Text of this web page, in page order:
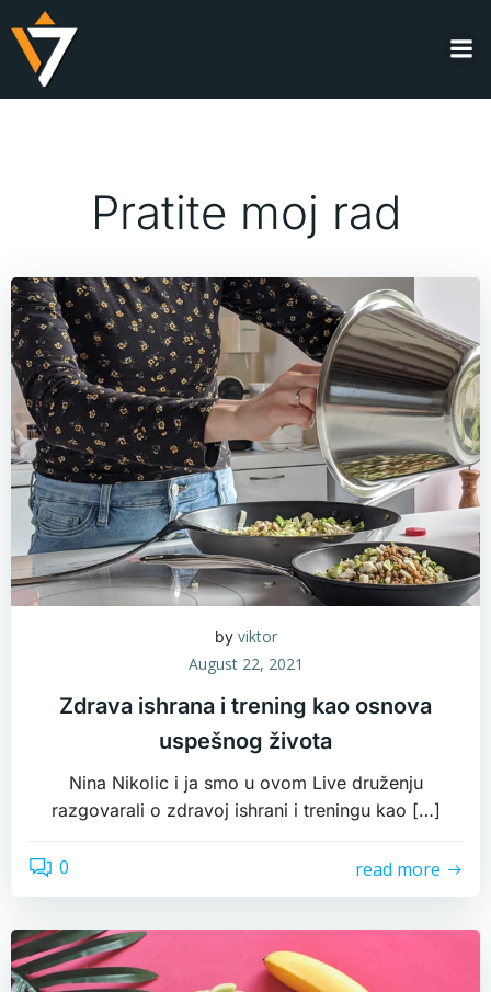
Pratite moj rad
by viktor
August 22, 2021
Zdrava ishrana i trening kao osnova
uspešnog života
Nina Nikolic i ja smo u ovom Live druženju
razgovarali o zdravoj ishrani i treningu kao […]
0 read more